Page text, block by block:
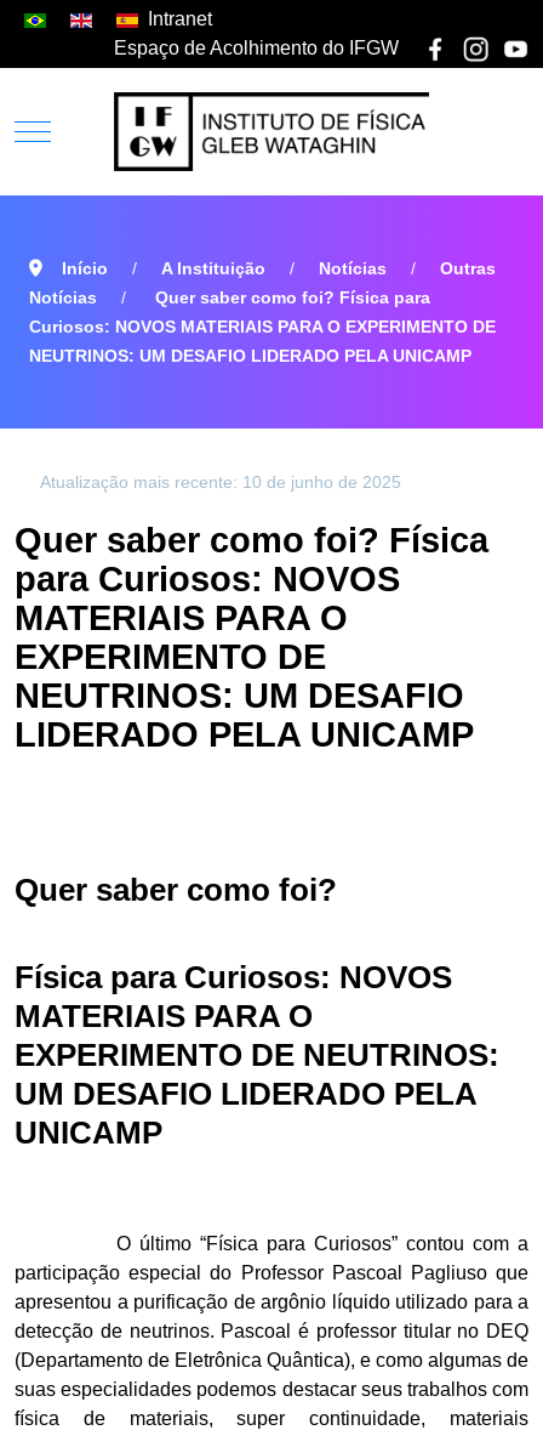
Intranet
Espaço de Acolhimento do IFGW
Início A Instituição Notícias
Outras
Notícias
Quer saber como foi? Física para
Curiosos: NOVOS MATERIAIS PARA O EXPERIMENTO DE
NEUTRINOS: UM DESAFIO LIDERADO PELA UNICAMP
Atualização mais recente: 10 de junho de 2025
Quer saber como foi? Física
para Curiosos: NOVOS
MATERIAIS PARA O
EXPERIMENTO DE
NEUTRINOS: UM DESAFIO
LIDERADO PELA UNICAMP
Quer saber como foi?
Física para Curiosos: NOVOS
MATERIAIS PARA O
EXPERIMENTO DE NEUTRINOS:
UM DESAFIO LIDERADO PELA
UNICAMP
O último “Física para Curiosos” contou com a
participação especial do Professor Pascoal Pagliuso que
apresentou a purificação de argônio líquido utilizado para a
detecção de neutrinos. Pascoal é professor titular no DEQ
(Departamento de Eletrônica Quântica), e como algumas de
suas especialidades podemos destacar seus trabalhos com
física de materiais, super continuidade, materiais